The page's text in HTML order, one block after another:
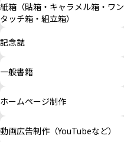
紙箱（貼箱・キャラメル箱・ワン
タッチ箱・組立箱）
記念誌
一般書籍
ホームページ制作
動画広告制作（YouTubeなど）